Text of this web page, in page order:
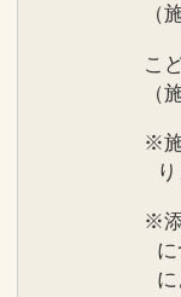
（
こ
（
※
※